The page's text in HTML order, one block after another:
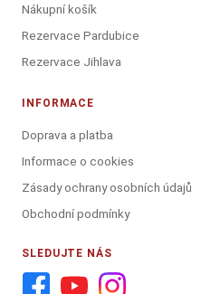
Nákupní košík
Rezervace Pardubice
Rezervace Jihlava
INFORMACE
Doprava a platba
Informace o cookies
Zásady ochrany osobních údajů
Obchodní podmínky
SLEDUJTE NÁS